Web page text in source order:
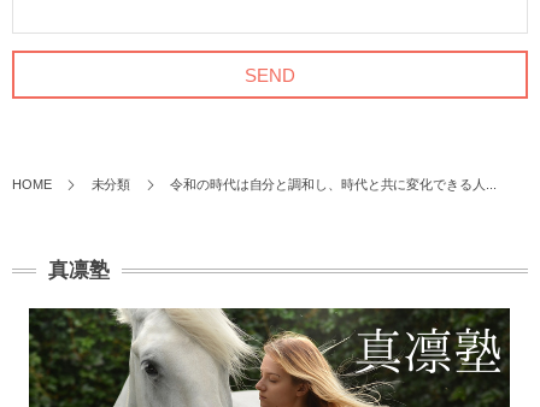
HOME 未分類 令和の時代は自分と調和し、時代と共に変化できる人...
真凛塾